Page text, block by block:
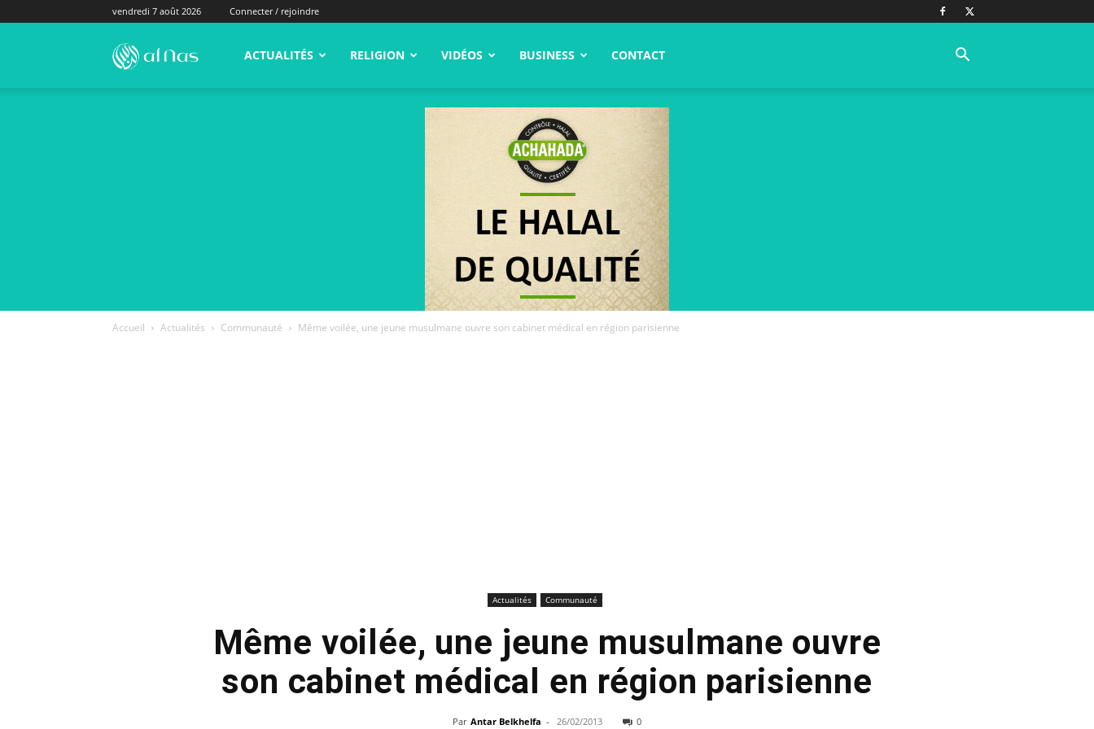
vendredi 7 août 2026 Connecter / rejoindre
alNas.fr ACTUALITÉS RELIGION VIDÉOS BUSINESS CONTACT
Accueil Actualités Communauté Même voilée, une jeune musulmane ouvre son cabinet médical en région parisienne
Actualités Communauté
Même voilée, une jeune musulmane ouvre
son cabinet médical en région parisienne
Par Antar Belkhelfa - 26/02/2013 0